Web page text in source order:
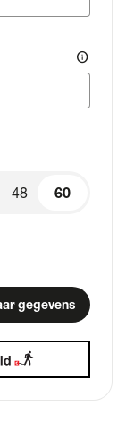
info
60
48 60
gegevens